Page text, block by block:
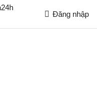
Đăng nhập